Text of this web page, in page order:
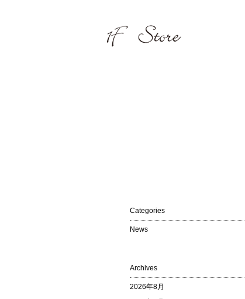
Categories
News
Archives
2026年8月